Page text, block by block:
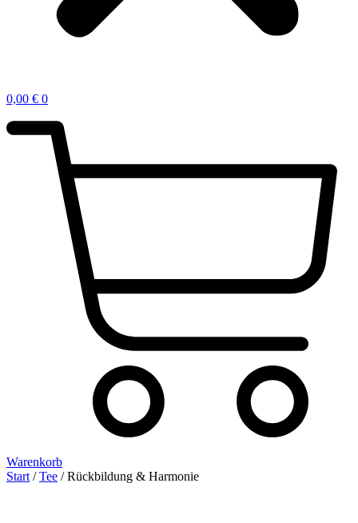
0,00 € 0
Warenkorb
Start /Tee / Rückbildung & Harmonie